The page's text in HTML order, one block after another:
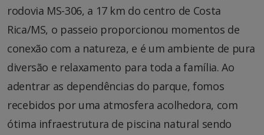
rodovia MS-306, a 17 km do centro de Costa
Rica/MS, o passeio proporcionou momentos de
conexão com a natureza, e é um ambiente de pura
diversão e relaxamento para toda a família. Ao
adentrar as dependências do parque, fomos
recebidos por uma atmosfera acolhedora, com
ótima infraestrutura de piscina natural sendo